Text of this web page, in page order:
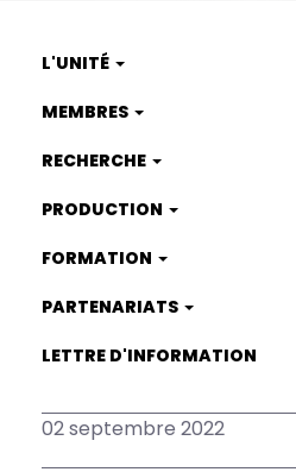
L'UNITÉ
MEMBRES
RECHERCHE
PRODUCTION
FORMATION
PARTENARIATS
LETTRE D'INFORMATION
02 septembre 2022